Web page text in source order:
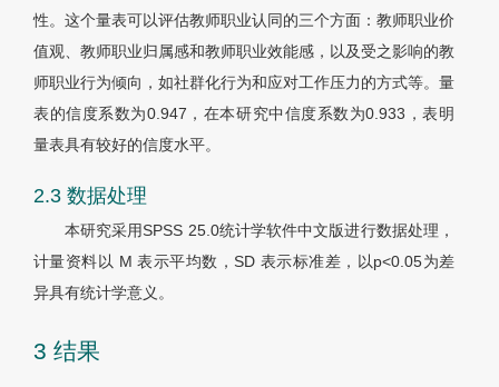
性。这个量表可以评估教师职业认同的三个方面：教师职业价
值观、教师职业归属感和教师职业效能感，以及受之影响的教
师职业行为倾向，如社群化行为和应对工作压力的方式等。量
表的信度系数为0.947，在本研究中信度系数为0.933，表明
量表具有较好的信度水平。
2.3 数据处理
本研究采用SPSS 25.0统计学软件中文版进行数据处理，
计量资料以 M 表示平均数，SD 表示标准差，以p<0.05为差
异具有统计学意义。
3 结果